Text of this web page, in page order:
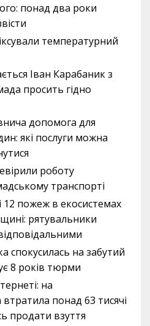
понад два роки
температурний
Іван Карабаник з
просить гідно
допомога для
які послуги можна
роботу
транспорті
12 пожеж в екосистемах
рятувальники
спокусилась на забутий
8 років тюрми
на
понад 63 тисячі
продати взуття